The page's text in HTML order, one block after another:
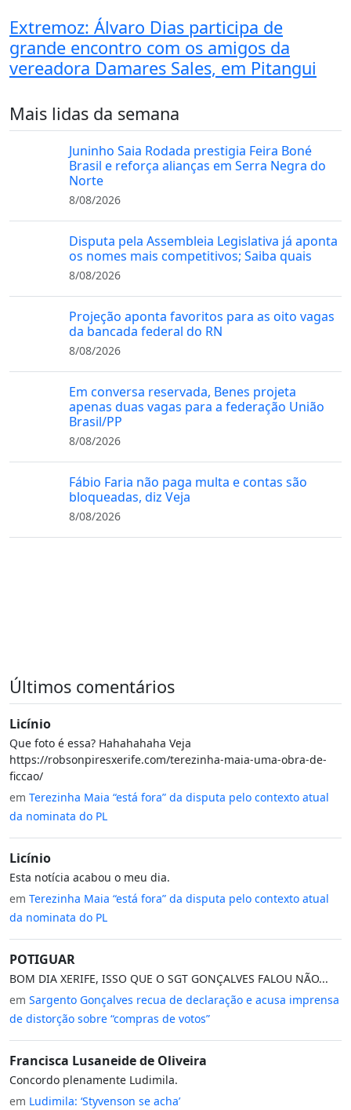
Extremoz: Álvaro Dias participa de
grande encontro com os amigos da
vereadora Damares Sales, em Pitangui
Mais lidas da semana
Juninho Saia Rodada prestigia Feira Boné
Brasil e reforça alianças em Serra Negra do
Norte
8/08/2026
Disputa pela Assembleia Legislativa já aponta
os nomes mais competitivos; Saiba quais
8/08/2026
Projeção aponta favoritos para as oito vagas
da bancada federal do RN
8/08/2026
Em conversa reservada, Benes projeta
apenas duas vagas para a federação União
Brasil/PP
8/08/2026
Fábio Faria não paga multa e contas são
bloqueadas, diz Veja
8/08/2026
Últimos comentários
Licínio
Que foto é essa? Hahahahaha Veja
https://robsonpiresxerife.com/terezinha-maia-uma-obra-de-
ficcao/
em Terezinha Maia “está fora” da disputa pelo contexto atual
da nominata do PL
Licínio
Esta notícia acabou o meu dia.
em Terezinha Maia “está fora” da disputa pelo contexto atual
da nominata do PL
POTIGUAR
BOM DIA XERIFE, ISSO QUE O SGT GONÇALVES FALOU NÃO...
em Sargento Gonçalves recua de declaração e acusa imprensa
de distorção sobre “compras de votos”
Francisca Lusaneide de Oliveira
Concordo plenamente Ludimila.
em Ludimila: ‘Styvenson se acha’